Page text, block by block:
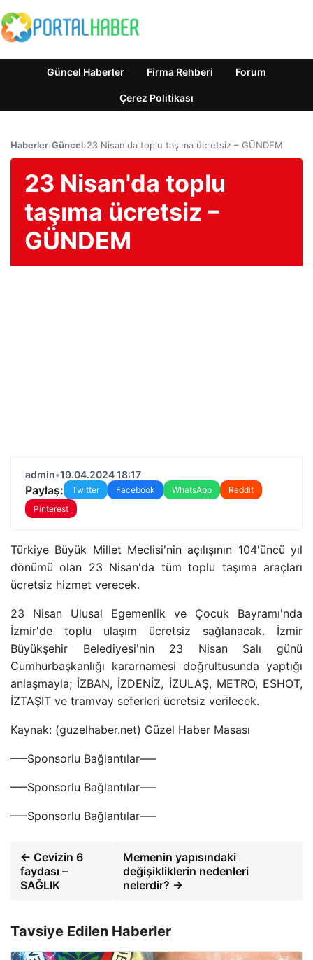
Güncel Haberler Firma Rehberi Forum
Çerez Politikası
Haberler›Güncel›23 Nisan'da toplu taşıma ücretsiz – GÜNDEM
23 Nisan'da toplu
taşıma ücretsiz –
GÜNDEM
admin•19.04.2024 18:17
Paylaş: Twitter Facebook WhatsApp
Reddit
Pinterest
Türkiye Büyük Millet Meclisi'nin açılışının 104'üncü yıl
dönümü olan 23 Nisan'da tüm toplu taşıma araçları
ücretsiz hizmet verecek.
23 Nisan Ulusal Egemenlik ve Çocuk Bayramı'nda
İzmir'de toplu ulaşım ücretsiz sağlanacak. İzmir
Büyükşehir Belediyesi'nin 23 Nisan Salı günü
Cumhurbaşkanlığı kararnamesi doğrultusunda yaptığı
anlaşmayla; İZBAN, İZDENİZ, İZULAŞ, METRO, ESHOT,
İZTAŞIT ve tramvay seferleri ücretsiz verilecek.
Kaynak: (guzelhaber.net) Güzel Haber Masası
—–Sponsorlu Bağlantılar—–
—–Sponsorlu Bağlantılar—–
—–Sponsorlu Bağlantılar—–
← Cevizin 6
faydası –
SAĞLIK
Memenin yapısındaki
değişikliklerin nedenleri
nelerdir? →
Tavsiye Edilen Haberler